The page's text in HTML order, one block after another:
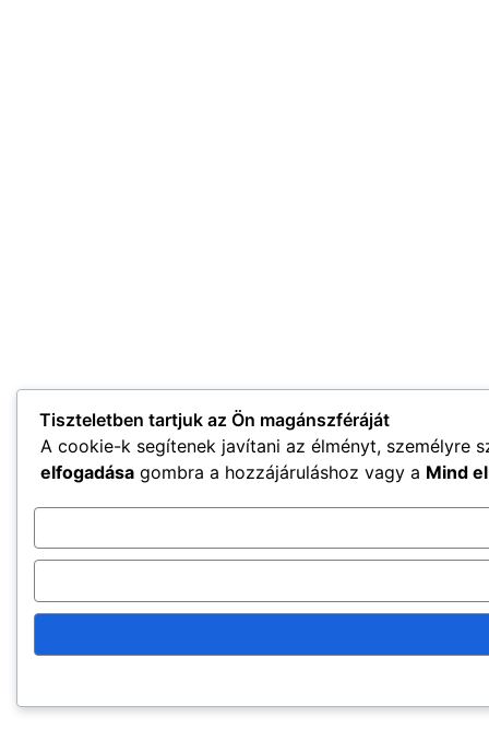
Tiszteletben tartjuk az Ön magánszféráját
A cookie-k segítenek javítani az élményt, személyre
elfogadása gombra a hozzájáruláshoz vagy a Mind